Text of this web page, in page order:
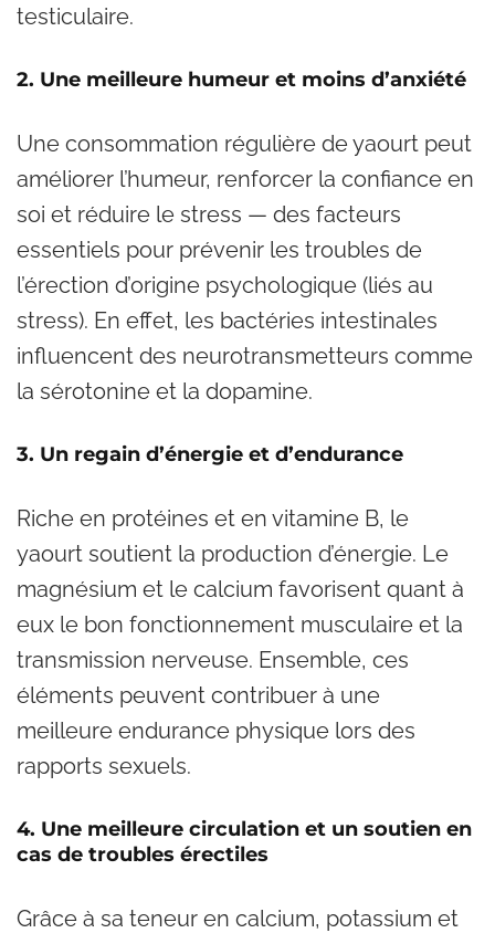
testiculaire.
2. Une meilleure humeur et moins d’anxiété
Une consommation régulière de yaourt peut
améliorer l’humeur, renforcer la confiance en
soi et réduire le stress — des facteurs
essentiels pour prévenir les troubles de
l’érection d’origine psychologique (liés au
stress). En effet, les bactéries intestinales
influencent des neurotransmetteurs comme
la sérotonine et la dopamine.
3. Un regain d’énergie et d’endurance
Riche en protéines et en vitamine B, le
yaourt soutient la production d’énergie. Le
magnésium et le calcium favorisent quant à
eux le bon fonctionnement musculaire et la
transmission nerveuse. Ensemble, ces
éléments peuvent contribuer à une
meilleure endurance physique lors des
rapports sexuels.
4. Une meilleure circulation et un soutien en
cas de troubles érectiles
Grâce à sa teneur en calcium, potassium et